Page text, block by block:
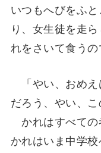
いつもへびをふ
り、女生徒を走
れをさいて食うの
「やい、おめえ
だろう、やい、こ
かれはすべての
かれはいま中学